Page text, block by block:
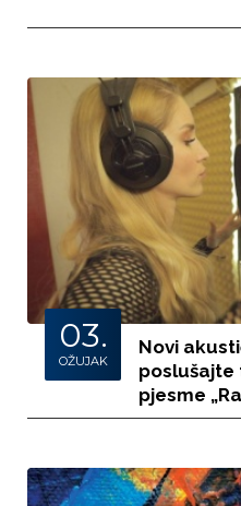
03.
OŽUJAK
Novi
poslušajte
pjesme